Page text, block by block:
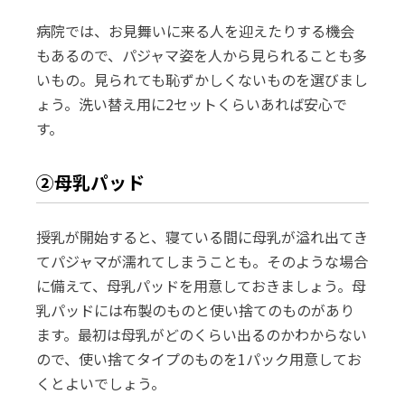
病院では、お見舞いに来る人を迎えたりする機会
もあるので、パジャマ姿を人から見られることも多
いもの。見られても恥ずかしくないものを選びまし
ょう。洗い替え用に2セットくらいあれば安心で
す。
②母乳パッド
授乳が開始すると、寝ている間に母乳が溢れ出てき
てパジャマが濡れてしまうことも。そのような場合
に備えて、母乳パッドを用意しておきましょう。母
乳パッドには布製のものと使い捨てのものがあり
ます。最初は母乳がどのくらい出るのかわからない
ので、使い捨てタイプのものを1パック用意してお
くとよいでしょう。